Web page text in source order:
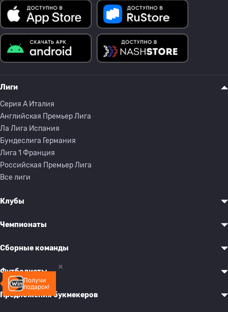
Получи
подарок!
Лиги
Серия A Италия
Английская Премьер Лига
Ла Лига Испания
Бундеслига Германия
Лига 1 Франция
Российская Премьер Лига
Все лиги
Клубы
Чемпионаты
Сборные команды
Футболисты
Предложения букмекеров